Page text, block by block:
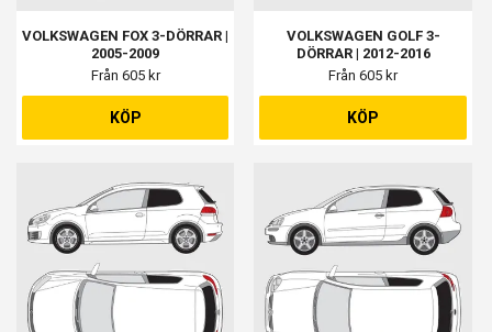
VOLKSWAGEN FOX 3-DÖRRAR |
2005-2009
Från 605 kr
KÖP
VOLKSWAGEN GOLF 3-
DÖRRAR | 2012-2016
Från 605 kr
KÖP